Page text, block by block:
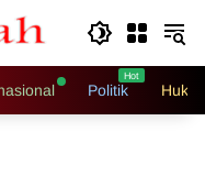
Politik